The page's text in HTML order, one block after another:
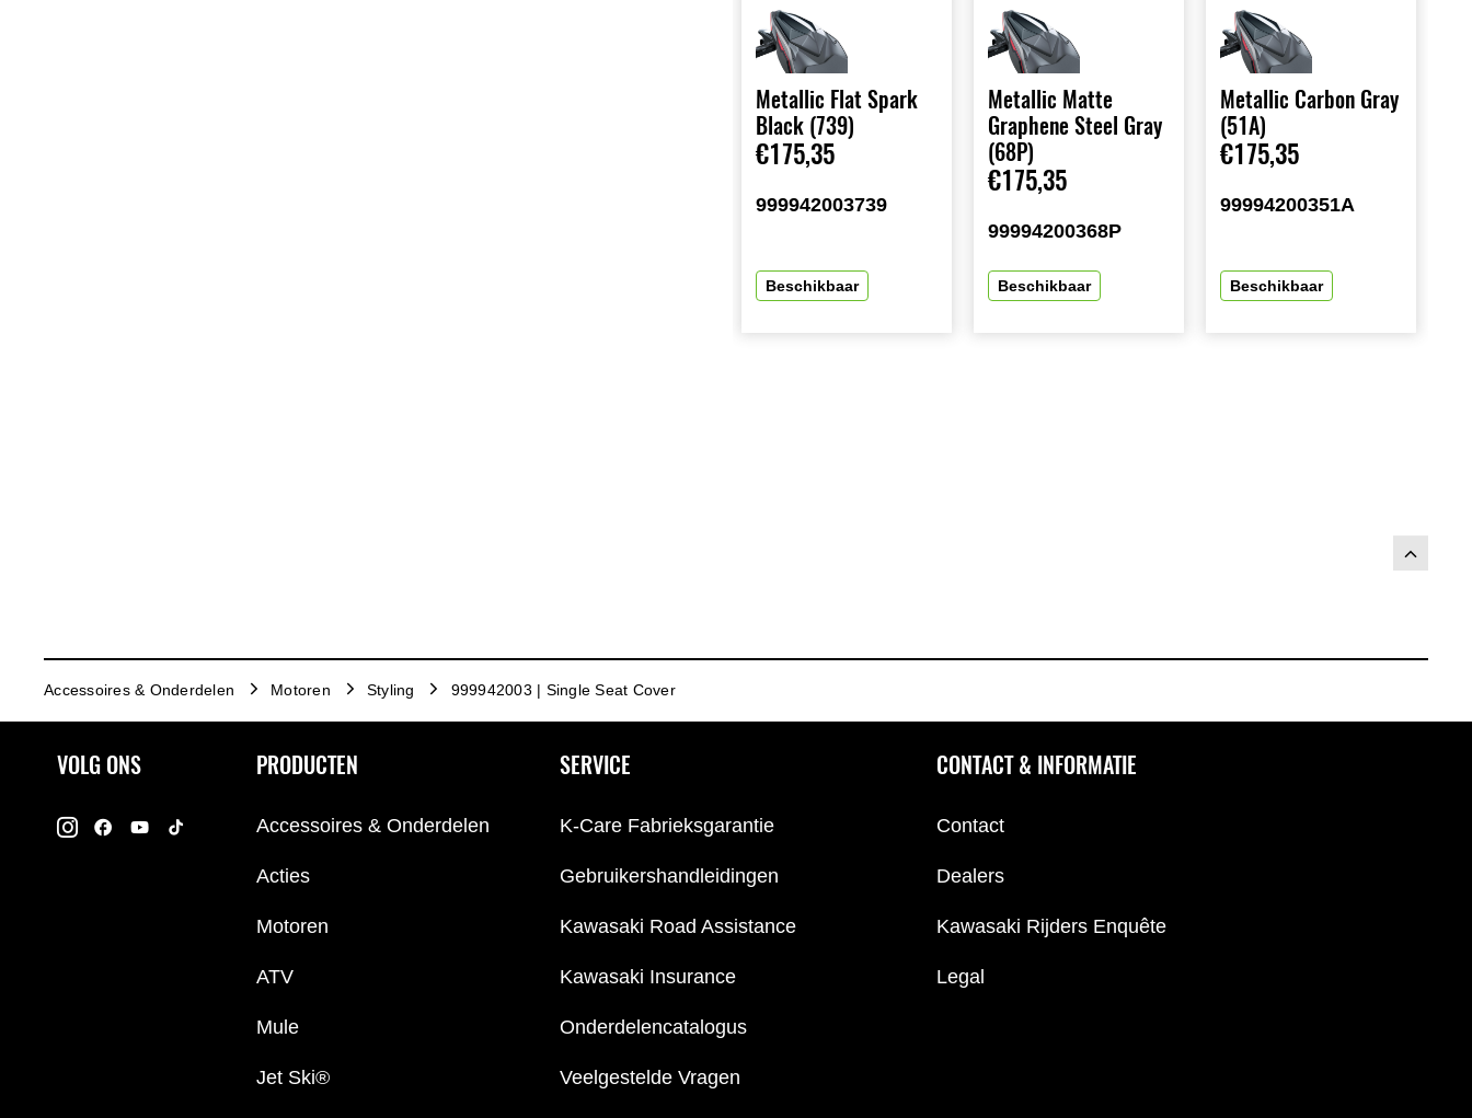
Metallic Flat Spark
Black (739)
€175,35
999942003739
Beschikbaar
Metallic Matte
Graphene Steel Gray
(68P)
€175,35
99994200368P
Beschikbaar
Metallic Carbon Gray
(51A)
€175,35
99994200351A
Beschikbaar
Accessoires & Onderdelen Motoren Styling 999942003 | Single Seat Cover
VOLG ONS PRODUCTEN
Accessoires & Onderdelen
Acties
Motoren
ATV
Mule
Jet Ski®
SERVICE
K-Care Fabrieksgarantie
Gebruikershandleidingen
Kawasaki Road Assistance
Kawasaki Insurance
Onderdelencatalogus
Veelgestelde Vragen
CONTACT & INFORMATIE
Contact
Dealers
Kawasaki Rijders Enquête
Legal